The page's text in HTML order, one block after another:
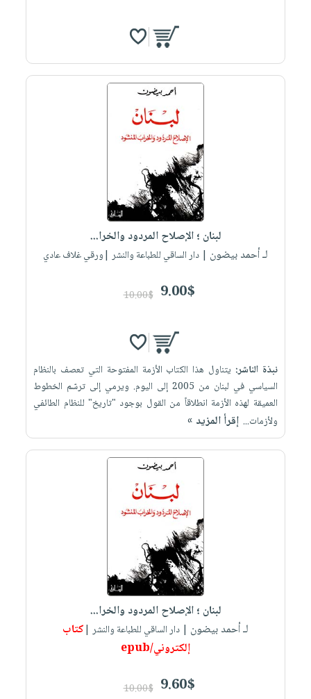
لبنان ؛ الإصلاح المردود والخرا...
لـ أحمد بيضون | دار الساقي للطباعة والنشر |ورقي غلاف عادي
9.00$
10.00$
نبذة الناشر: يتناول هذا الكتاب الأزمة المفتوحة التي تعصف بالنظام
السياسي في لبنان من 2005 إلى اليوم. ويرمي إلى ترسّم الخطوط
العميقة لهذه الأزمة انطلاقاً من القول بوجود "تاريخ" للنظام الطائفي
ولأزمات... إقرأ المزيد »
لبنان ؛ الإصلاح المردود والخرا...
لـ أحمد بيضون | دار الساقي للطباعة والنشر |كتاب
إلكتروني/epub
9.60$
10.00$